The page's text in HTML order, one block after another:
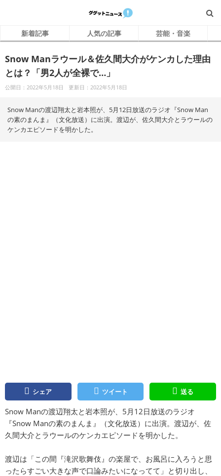
新着記事 人気の記事 芸能・音楽
Snow Manラウール＆佐久間大介がケンカした理由
とは？「男2人が全裸で…」
公開日：2022年5月18日 更新日：2022年5月18日
Snow Manの渡辺翔太と岩本照が、5月12日放送のラジオ『Snow Man
の素のまんま』（文化放送）に出演。渡辺が、佐久間大介とラウールの
ケンカエピソードを明かした。
シェア ツイート 送る
Snow Manの渡辺翔太と岩本照が、5月12日放送のラジオ
『Snow Manの素のまんま』（文化放送）に出演。渡辺が、佐
久間大介とラウールのケンカエピソードを明かした。
渡辺は「この間『滝沢歌舞伎』の楽屋で、お風呂に入ろうと思
ったらすごい大きな声で口論みたいになってて」と切り出し、